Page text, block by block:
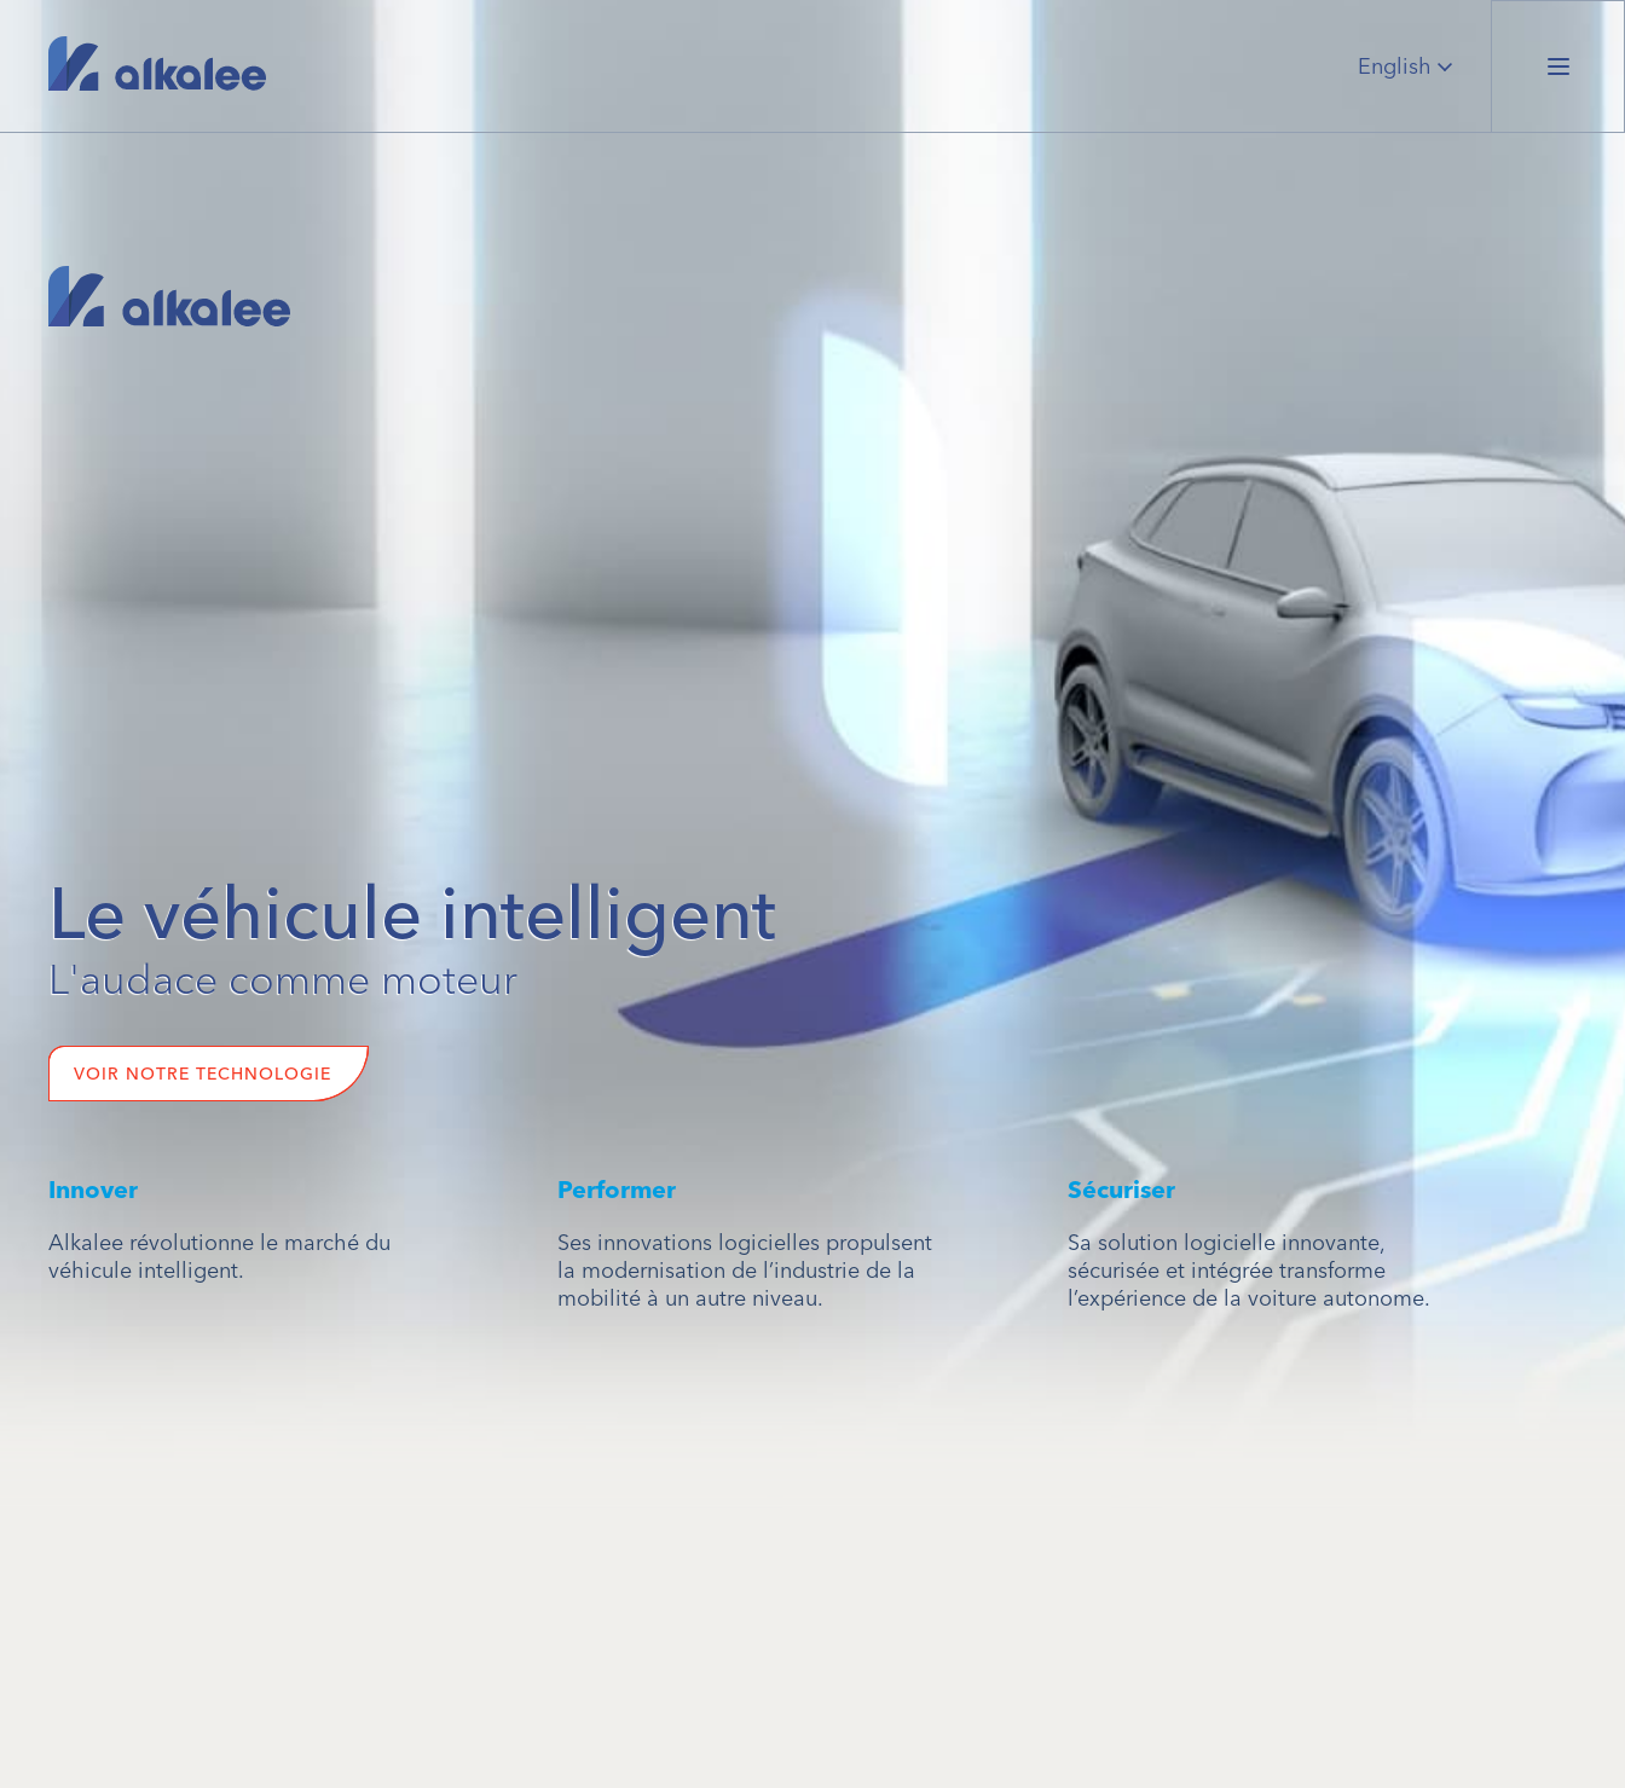
English
Le véhicule intelligent
L'audace comme moteur
VOIR NOTRE TECHNOLOGIE
Innover
Alkalee révolutionne le marché du
véhicule intelligent.
Performer
Ses innovations logicielles propulsent
la modernisation de l’industrie de la
mobilité à un autre niveau.
Sécuriser
Sa solution logicielle innovante,
sécurisée et intégrée transforme
l’expérience de la voiture autonome.